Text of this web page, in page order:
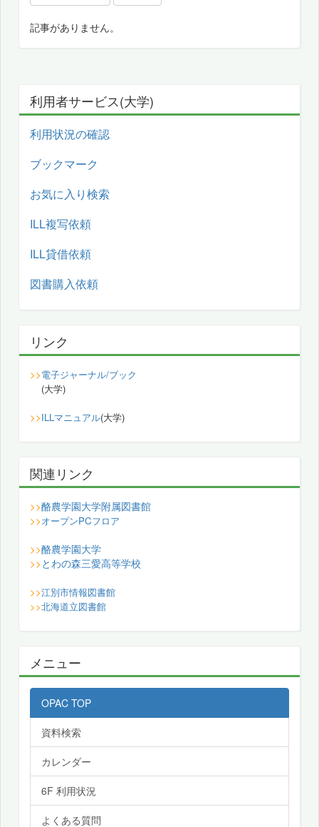
記事がありません。
利用者サービス(大学)
利用状況の確認
ブックマーク
お気に入り検索
ILL複写依頼
ILL貸借依頼
図書購入依頼
リンク
>>電子ジャーナル/ブック
(大学)
>>ILLマニュアル(大学)
関連リンク
>>酪農学園大学附属図書館
>>オープンPCフロア
>>酪農学園大学
>> とわの森三愛高等学校
>>江別市情報図書館
>>北海道立図書館
メニュー
OPAC TOP
資料検索
カレンダー
6F 利用状況
よくある質問